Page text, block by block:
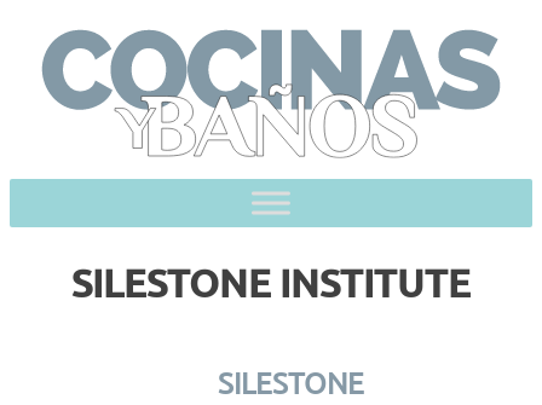
content
SILESTONE INSTITUTE
SILESTONE